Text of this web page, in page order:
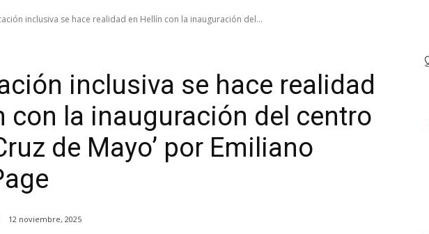
inclusiva se hace realidad en Hellín con la inauguración del...
inclusiva se hace realidad
con la inauguración del centro
de Mayo’ por Emiliano
12 noviembre, 2025